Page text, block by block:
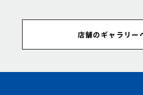
店舗のギャラリー